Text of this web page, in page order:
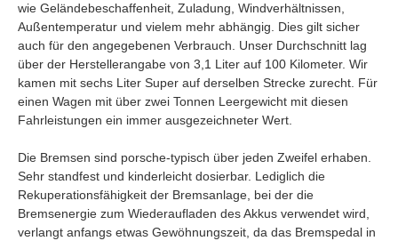
wie Geländebeschaffenheit, Zuladung, Windverhältnissen,
Außentemperatur und vielem mehr abhängig. Dies gilt sicher
auch für den angegebenen Verbrauch. Unser Durchschnitt lag
über der Herstellerangabe von 3,1 Liter auf 100 Kilometer. Wir
kamen mit sechs Liter Super auf derselben Strecke zurecht. Für
einen Wagen mit über zwei Tonnen Leergewicht mit diesen
Fahrleistungen ein immer ausgezeichneter Wert.
Die Bremsen sind porsche-typisch über jeden Zweifel erhaben.
Sehr standfest und kinderleicht dosierbar. Lediglich die
Rekuperationsfähigkeit der Bremsanlage, bei der die
Bremsenergie zum Wiederaufladen des Akkus verwendet wird,
verlangt anfangs etwas Gewöhnungszeit, da das Bremspedal in